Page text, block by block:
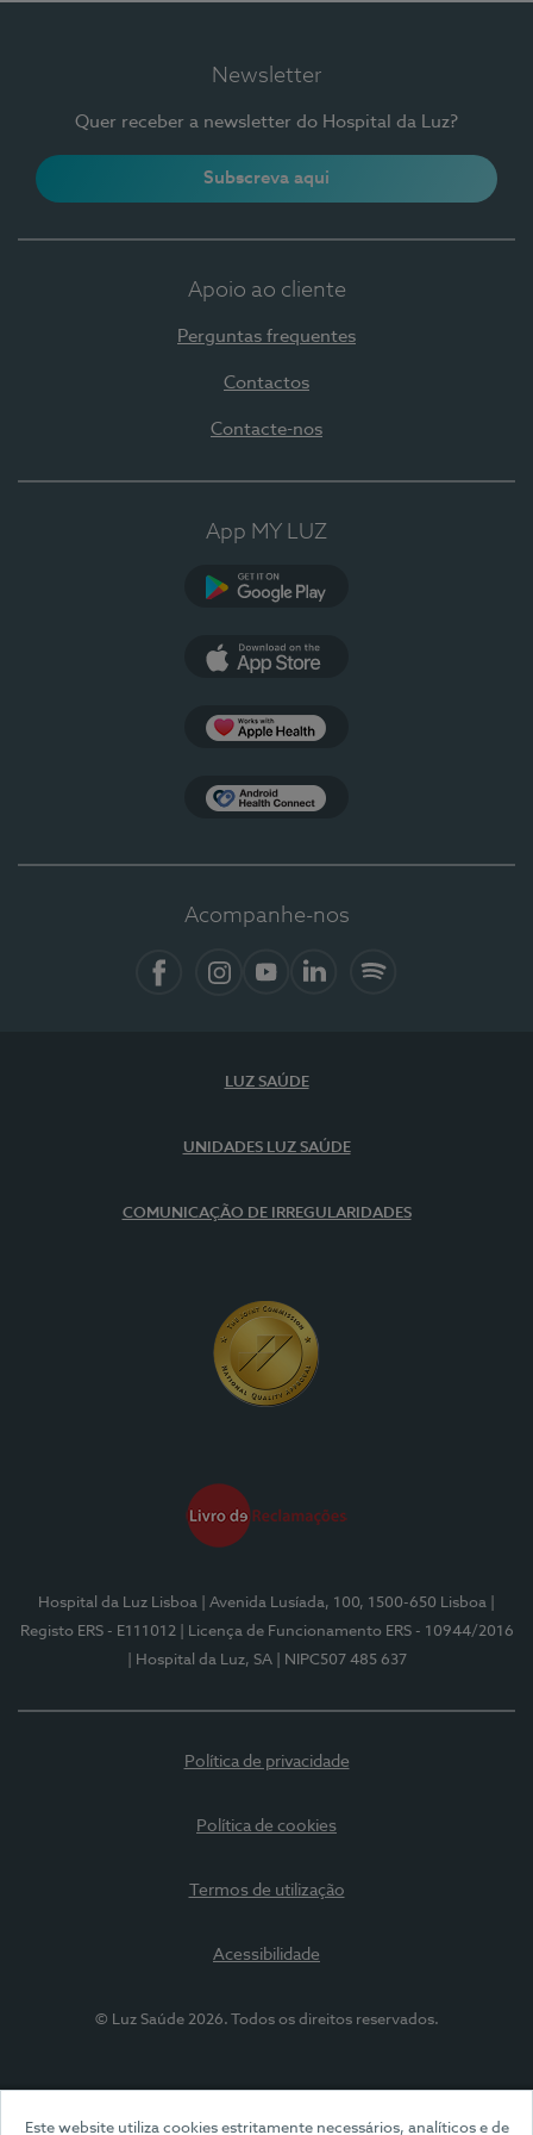
Este website utiliza cookies estritamente necessários, analíticos e de
Newsletter
Quer receber a newsletter do Hospital da Luz?
Subscreva aqui
Apoio ao cliente
Perguntas frequentes
Contactos
Contacte-nos
App MY LUZ
Acompanhe-nos
LUZ SAÚDE
UNIDADES LUZ SAÚDE
COMUNICAÇÃO DE IRREGULARIDADES
Hospital da Luz Lisboa | Avenida Lusíada, 100, 1500-650 Lisboa
Registo ERS - E111012
| Licença de Funcionamento ERS - 10944/2016
| Hospital da Luz, SA
| NIPC507 485 637
Política de privacidade
Política de cookies
Termos de utilização
Acessibilidade
© Luz Saúde 2026. Todos os direitos reservados.